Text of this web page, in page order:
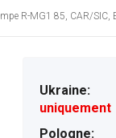
R-MG1 85, CAR/SIC,
Ukraine:
uniquement
Pologne: